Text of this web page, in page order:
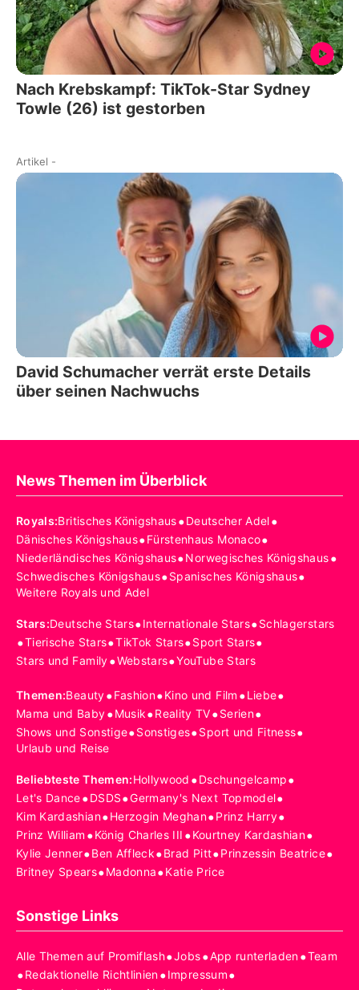
Nach Krebskampf: TikTok-Star Sydney
Towle (26) ist gestorben
Artikel -
David Schumacher verrät erste Details
über seinen Nachwuchs
News Themen im Überblick
Royals:Britisches Königshaus•Deutscher Adel•
Dänisches Königshaus•Fürstenhaus Monaco•
Niederländisches Königshaus•Norwegisches Königshaus•
Schwedisches Königshaus•Spanisches Königshaus•
Weitere Royals und Adel
Stars:Deutsche Stars•Internationale Stars•Schlagerstars
•Tierische Stars•TikTok Stars•Sport Stars•
Stars und Family•Webstars•YouTube Stars
Themen:Beauty•Fashion•Kino und Film •Liebe•
Mama und Baby•Musik•Reality TV•Serien•
Shows und Sonstige•Sonstiges•Sport und Fitness•
Urlaub und Reise
Beliebteste Themen:Hollywood •Dschungelcamp•
Let's Dance•DSDS•Germany's Next Topmodel•
Kim Kardashian•Herzogin Meghan•Prinz Harry•
Prinz William •König Charles III •Kourtney Kardashian•
Kylie Jenner•Ben Affleck•Brad Pitt•Prinzessin Beatrice•
Britney Spears•Madonna•Katie Price
Sonstige Links
Alle Themen auf Promiflash•Jobs•App runterladen•Team
•Redaktionelle Richtlinien•Impressum•